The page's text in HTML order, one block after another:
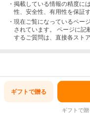
・掲載している情報の精度に
性、安全性、有用性を保証
・現在ご覧になっているペー
されています。 ページに記
するご質問は、直接各スト
ギフトで贈る
ギフトで